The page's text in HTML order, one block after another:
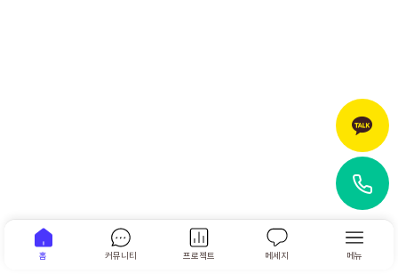
홈 커뮤니티 프로젝트 메세지 메뉴